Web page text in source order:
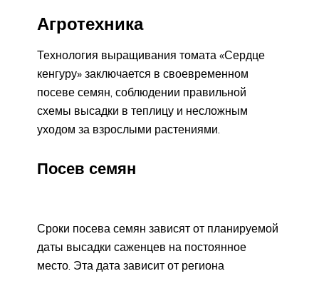
Агротехника
Технология выращивания томата «Сердце
кенгуру» заключается в своевременном
посеве семян, соблюдении правильной
схемы высадки в теплицу и несложным
уходом за взрослыми растениями.
Посев семян
Сроки посева семян зависят от планируемой
даты высадки саженцев на постоянное
место. Эта дата зависит от региона